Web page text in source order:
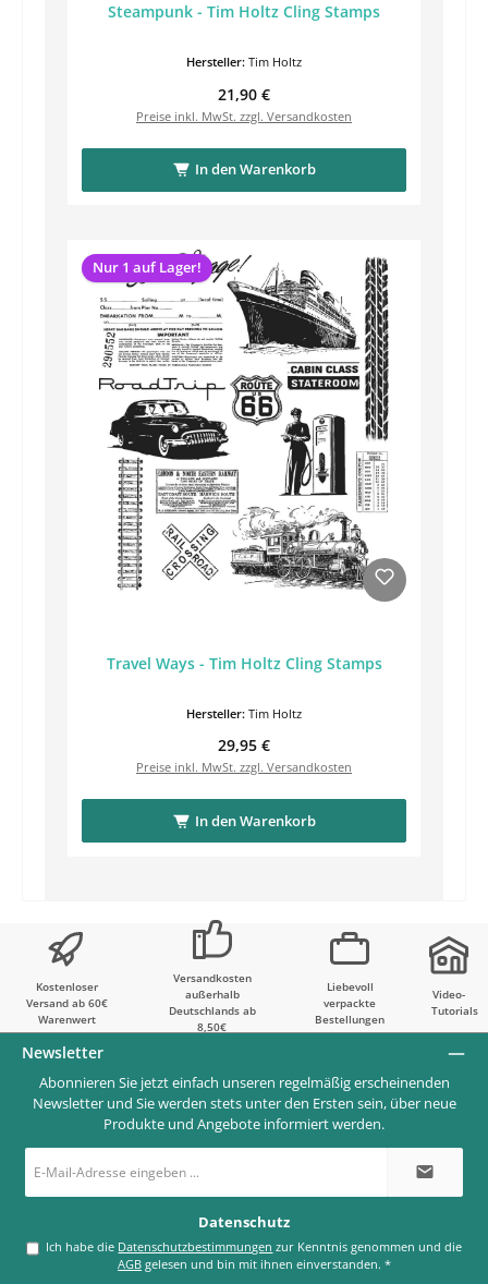
Steampunk - Tim Holtz Cling Stamps
Hersteller: Tim Holtz
Regulärer Preis:
21,90 €
Preise inkl. MwSt. zzgl. Versandkosten
In den Warenkorb
Nur 1 auf Lager!
Travel Ways - Tim Holtz Cling Stamps
Hersteller: Tim Holtz
Regulärer Preis:
29,95 €
Preise inkl. MwSt. zzgl. Versandkosten
In den Warenkorb
Kostenloser
Versand ab 60€
Warenwert
Versandkosten
außerhalb
Deutschlands ab
8,50€
Liebevoll
verpackte
Bestellungen
Video-
Tutorials
Newsletter
Abonnieren Sie jetzt einfach unseren regelmäßig erscheinenden
Newsletter und Sie werden stets unter den Ersten sein, über neue
Produkte und Angebote informiert werden.
Mail-
*
Datenschutz
Ich habe die Datenschutzbestimmungen
AGB gelesen und bin mit ihnen einverstanden.*